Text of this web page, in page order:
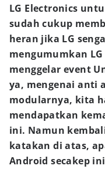
LG Electronics
sudah cukup
heran jika LG
mengumumkan
menggelar event
ya, mengenai anti
modularnya, kita
mendapatkan
ini. Namun
katakan di atas,
Android secakep